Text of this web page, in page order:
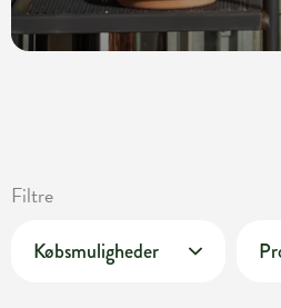
Filtre
Købsmuligheder